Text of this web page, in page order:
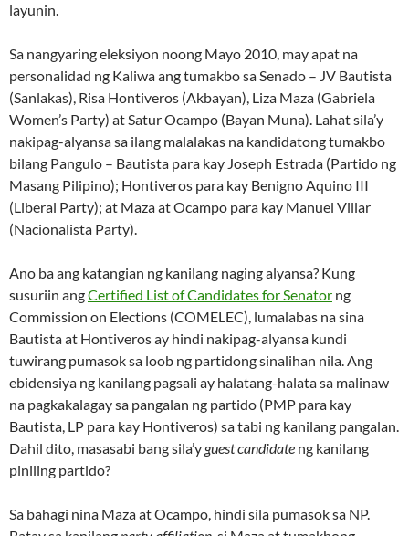
layunin.
Sa nangyaring eleksiyon noong Mayo 2010, may apat na
personalidad ng Kaliwa ang tumakbo sa Senado – JV Bautista
(Sanlakas), Risa Hontiveros (Akbayan), Liza Maza (Gabriela
Women’s Party) at Satur Ocampo (Bayan Muna). Lahat sila’y
nakipag-alyansa sa ilang malalakas na kandidatong tumakbo
bilang Pangulo – Bautista para kay Joseph Estrada (Partido ng
Masang Pilipino); Hontiveros para kay Benigno Aquino III
(Liberal Party); at Maza at Ocampo para kay Manuel Villar
(Nacionalista Party).
Ano ba ang katangian ng kanilang naging alyansa? Kung
susuriin angCertified List of Candidates for Senator ng
Commission on Elections (COMELEC), lumalabas na sina
Bautista at Hontiveros ay hindi nakipag-alyansa kundi
tuwirang pumasok sa loob ng partidong sinalihan nila. Ang
ebidensiya ng kanilang pagsali ay halatang-halata sa malinaw
na pagkakalagay sa pangalan ng partido (PMP para kay
Bautista, LP para kay Hontiveros) sa tabi ng kanilang pangalan.
Dahil dito, masasabi bang sila’y guest candidate ng kanilang
piniling partido?
Sa bahagi nina Maza at Ocampo, hindi sila pumasok sa NP.